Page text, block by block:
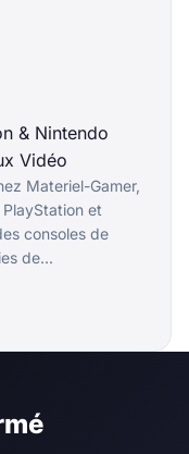
& Nintendo
Vidéo
Materiel-Gamer,
et
consoles de
de...